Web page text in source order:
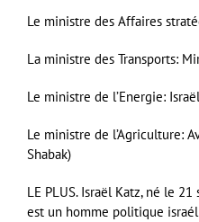
Le ministre des Affaires
La ministre des Transports:
Le ministre de l’Energie:
Le ministre de l’Agriculture:
Shabak)
LE PLUS. Israël Katz, né le
est un homme politique